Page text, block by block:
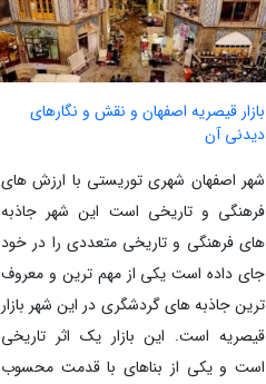
بازار قیصریه اصفهان و نقش و نگارهای
دیدنی آن
شهر اصفهان شهری توریستی با ارزش های
فرهنگی و تاریخی است این شهر جاذبه
های فرهنگی و تاریخی متعددی را در خود
جای داده است یکی از مهم ترین و معروف
ترین جاذبه های گردشگری در این شهر بازار
قیصریه است. این بازار یک اثر تاریخی
است و یکی از بناهای با قدمت محسوب